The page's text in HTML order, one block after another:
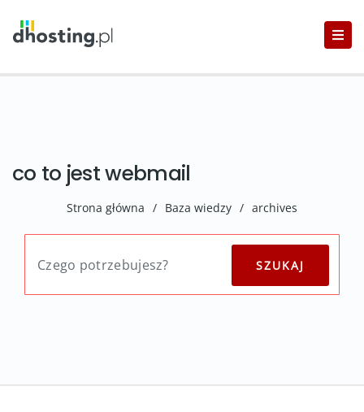
co to jest webmail
Strona główna / Baza wiedzy / archives